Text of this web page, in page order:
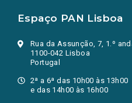
Espaço PAN Lisboa
Rua da Assunção, 7, 1.º
1100-042 Lisboa
Portugal
2ª a 6ª das 10h00 às 13h00
e das 14h00 às 16h00